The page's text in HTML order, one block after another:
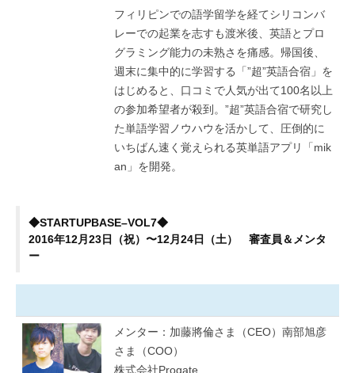
フィリピンでの語学留学を経てシリコンバ
レーでの起業を志すも渡米後、英語とプロ
グラミング能力の未熟さを痛感。帰国後、
週末に集中的に学習する「”超”英語合宿」を
はじめると、口コミで人気が出て100名以上
の参加希望者が殺到。”超”英語合宿で研究し
た単語学習ノウハウを活かして、圧倒的に
いちばん速く覚えられる英単語アプリ「mik
an」を開発。
◆STARTUPBASE–VOL7◆
2016年12月23日（祝）〜12月24日（土） 審査員＆メンタ
ー
メンター：加藤將倫さま（CEO）南部旭彦
さま（COO）
株式会社Progate